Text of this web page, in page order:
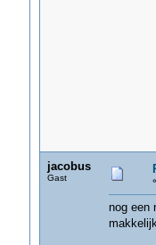
jacobus
Gast «
nog een